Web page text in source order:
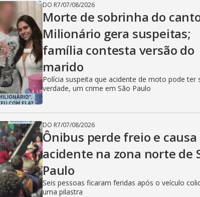
DO R7/07/08/2026
Morte de sobrinha do
Milionário gera suspeitas;
família contesta versão do
marido
Polícia suspeita que acidente de moto pode ter
verdade, um crime em São Paulo
DO R7/07/08/2026
Ônibus perde freio e causa
acidente na zona norte de
Paulo
Seis pessoas ficaram feridas após o veículo
uma pilastra